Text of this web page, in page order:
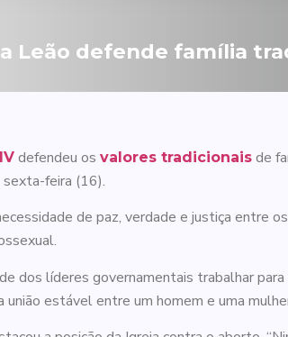
Leão defende família
defendeu os valores tradicionais de
sexta-feira (16).
de paz, verdade e justiça entre
dos líderes governamentais trabalhar
união estável entre um homem e uma